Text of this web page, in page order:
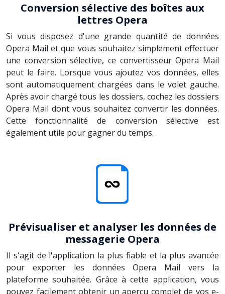
Conversion sélective des boîtes aux
lettres Opera
Si vous disposez d'une grande quantité de données
Opera Mail et que vous souhaitez simplement effectuer
une conversion sélective, ce convertisseur Opera Mail
peut le faire. Lorsque vous ajoutez vos données, elles
sont automatiquement chargées dans le volet gauche.
Après avoir chargé tous les dossiers, cochez les dossiers
Opera Mail dont vous souhaitez convertir les données.
Cette fonctionnalité de conversion sélective est
également utile pour gagner du temps.
Prévisualiser et analyser les données de
messagerie Opera
Il s'agit de l'application la plus fiable et la plus avancée
pour exporter les données Opera Mail vers la
plateforme souhaitée. Grâce à cette application, vous
pouvez facilement obtenir un aperçu complet de vos e-